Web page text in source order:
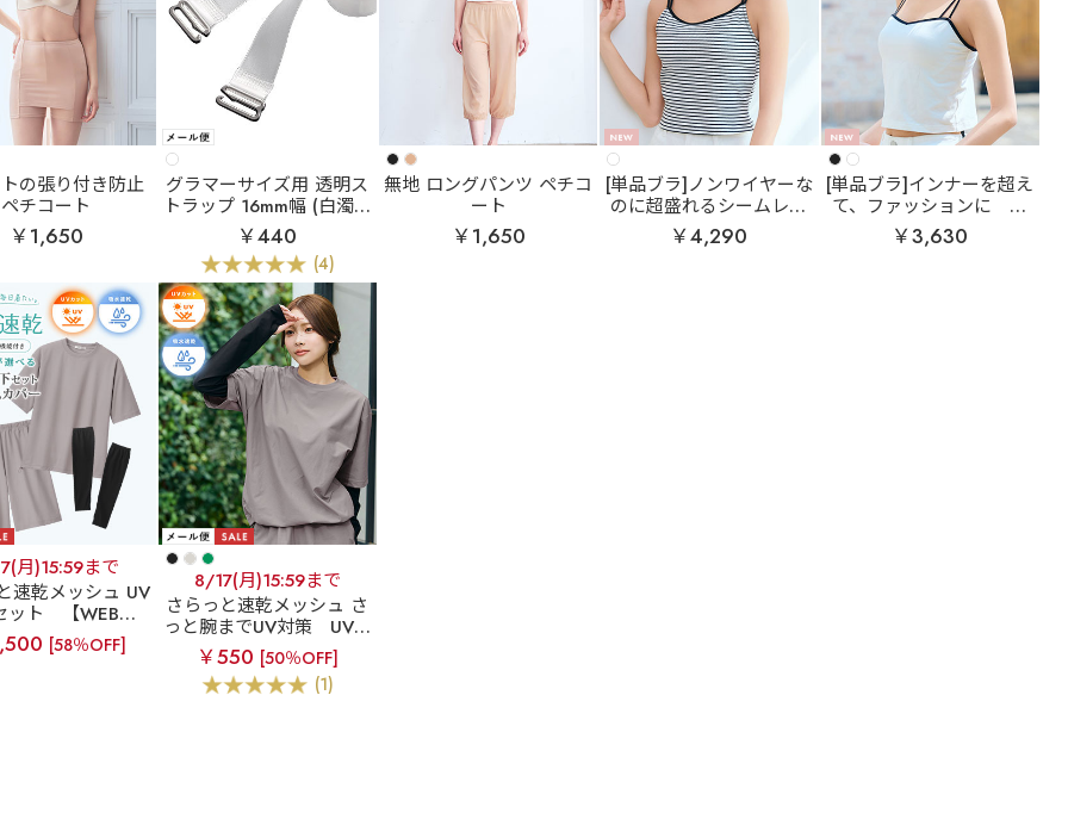
の張り付き防止
ペチコート
￥1,650
グラマーサイズ用 透明ス
トラップ 16mm幅 (白濁タ
イプ)
￥440
(4)
無地 ロングパンツ ペチコ
ート
￥1,650
[単品ブラ]ノンワイヤーな
のに超盛れるシームレス
ボーダー リブ フロ
ントホック ブラトップ ノ
￥4,290
[単品ブラ]インナーを超え
て、ファッションに
バ
イカラー リッチバスト ブ
ラトップ (ワイヤー入り)
￥3,630
月)15:59まで
速乾メッシュ UV
ット
【WEB限
ット×吸水速乾
セット＆アーム
[58％OFF]
8/17(月)15:59まで
さらっと速乾メッシュ さ
っと腕までUV対策
UVカ
ット×吸水速乾 メッシュ
アームカバー
￥550 [50％OFF]
(1)